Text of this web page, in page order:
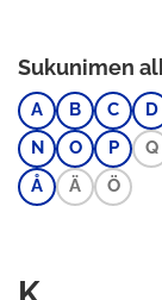
Sukunimen
A B C D
N
O P Q
Å
Ä Ö